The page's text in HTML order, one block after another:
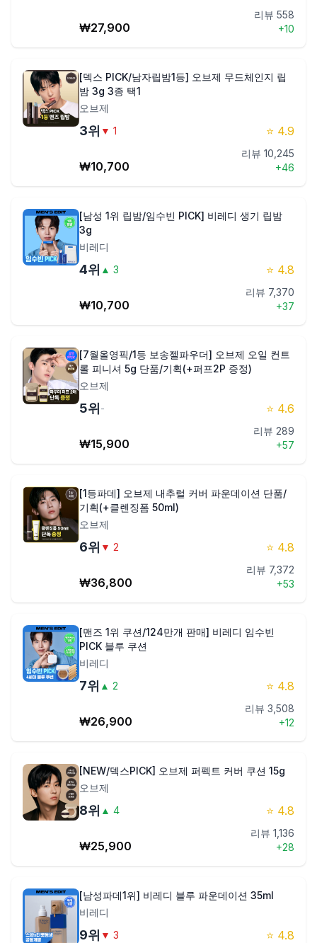
₩27,900
리뷰 558
+10
[덱스 PICK/남자립밤1등] 오브제 무드체인지 립
밤 3g 3종 택1
오브제
3위 ▼ 1 ⭐ 4.9
₩10,700
리뷰 10,245
+46
[남성 1위 립밤/임수빈 PICK] 비레디 생기 립밤
3g
비레디
4위 ▲ 3 ⭐ 4.8
₩10,700
리뷰 7,370
+37
[7월올영픽/1등 보송젤파우더] 오브제 오일 컨트
롤 피니셔 5g 단품/기획(+퍼프2P 증정)
오브제
5위 - ⭐ 4.6
₩15,900
리뷰 289
+57
[1등파데] 오브제 내추럴 커버 파운데이션 단품/
기획(+클렌징폼 50ml)
오브제
6위 ▼ 2 ⭐ 4.8
₩36,800
리뷰 7,372
+53
[맨즈 1위 쿠션/124만개 판매] 비레디 임수빈
PICK 블루 쿠션
비레디
7위 ▲ 2 ⭐ 4.8
₩26,900
리뷰 3,508
+12
[NEW/덱스PICK] 오브제 퍼펙트 커버 쿠션 15g
오브제
8위 ▲ 4 ⭐ 4.8
₩25,900
리뷰 1,136
+28
[남성파데1위] 비레디 블루 파운데이션 35ml
비레디
9위 ▼ 3 ⭐ 4.8